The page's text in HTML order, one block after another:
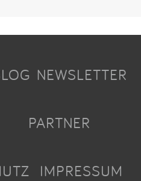
NEWSLETTER
PARTNER
IMPRESSUM